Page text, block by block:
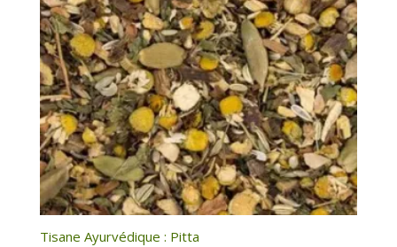
Tisane Ayurvédique : Pitta